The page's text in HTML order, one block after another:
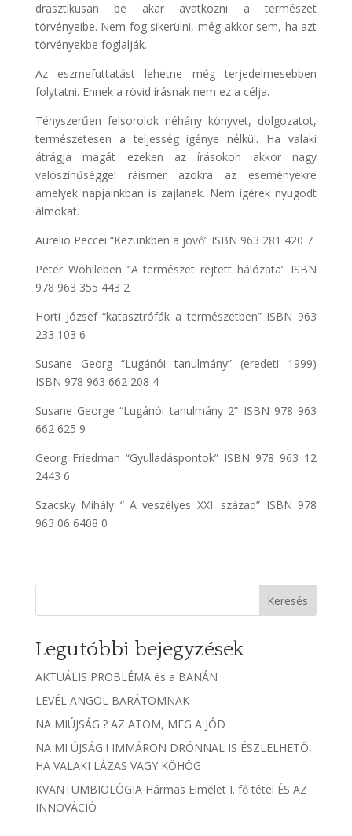
drasztikusan be akar avatkozni a természet
törvényeibe. Nem fog sikerülni, még akkor sem, ha azt
törvényekbe foglalják.
Az eszmefuttatást lehetne még terjedelmesebben
folytatni. Ennek a rövid írásnak nem ez a célja.
Tényszerűen felsorolok néhány könyvet, dolgozatot,
természetesen a teljesség igénye nélkül. Ha valaki
átrágja magát ezeken az írásokon akkor nagy
valószínűséggel ráismer azokra az eseményekre
amelyek napjainkban is zajlanak. Nem ígérek nyugodt
álmokat.
Aurelio Peccei “Kezünkben a jövő” ISBN 963 281 420 7
Peter Wohlleben “A természet rejtett hálózata” ISBN
978 963 355 443 2
Horti József “katasztrófák a természetben” ISBN 963
233 103 6
Susane Georg “Lugánói tanulmány” (eredeti 1999)
ISBN 978 963 662 208 4
Susane George “Lugánói tanulmány 2” ISBN 978 963
662 625 9
Georg Friedman “Gyulladáspontok” ISBN 978 963 12
2443 6
Szacsky Mihály “ A veszélyes XXI. század” ISBN 978
963 06 6408 0
Keresés
Legutóbbi bejegyzések
AKTUÁLIS PROBLÉMA és a BANÁN
LEVÉL ANGOL BARÁTOMNAK
NA MIÚJSÁG ? AZ ATOM, MEG A JÓD
NA MI ÚJSÁG ! IMMÁRON DRÓNNAL IS ÉSZLELHETŐ,
HA VALAKI LÁZAS VAGY KÖHÖG
KVANTUMBIOLÓGIA Hármas Elmélet I. fő tétel ÉS AZ
INNOVÁCIÓ